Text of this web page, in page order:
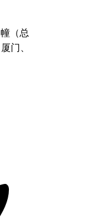
（总
门、